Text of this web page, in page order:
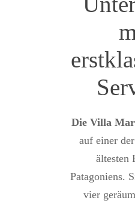
Die Villa
auf einer
ältesten
Patagoniens.
vier